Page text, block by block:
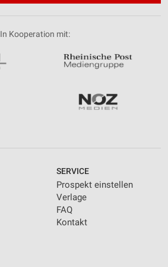
In Kooperation mit:
SERVICE
Prospekt einstellen
Verlage
FAQ
Kontakt